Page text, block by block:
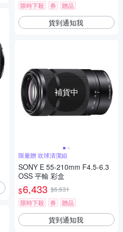
限時下殺
券 贈品
貨到通知我
補貨中
限量贈 吹球清潔組
SONY E 55-210mm F4.5-6.3
OSS 平輸 彩盒
$6,433 $6,631
限時下殺
券 贈品
貨到通知我